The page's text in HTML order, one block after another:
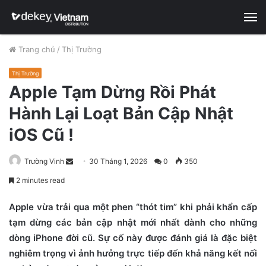
Trang chủ / Thị Trường
Thị Trường
Apple Tạm Dừng Rồi Phát
Hành Lại Loạt Bản Cập Nhật
iOS Cũ !
Trường Vinh
d
a
n
30 Tháng 1, 2026 0 350
2 minutes read
Apple vừa trải qua một phen “thót tim” khi phải khẩn cấp
tạm dừng các bản cập nhật mới nhất dành cho những
dòng iPhone đời cũ. Sự cố này được đánh giá là đặc biệt
nghiêm trọng vì ảnh hưởng trực tiếp đến khả năng kết nối